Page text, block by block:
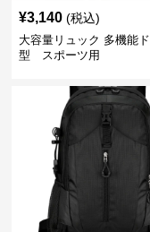
¥3,140 (税込)
大容量リュック 多機能
型 スポーツ用